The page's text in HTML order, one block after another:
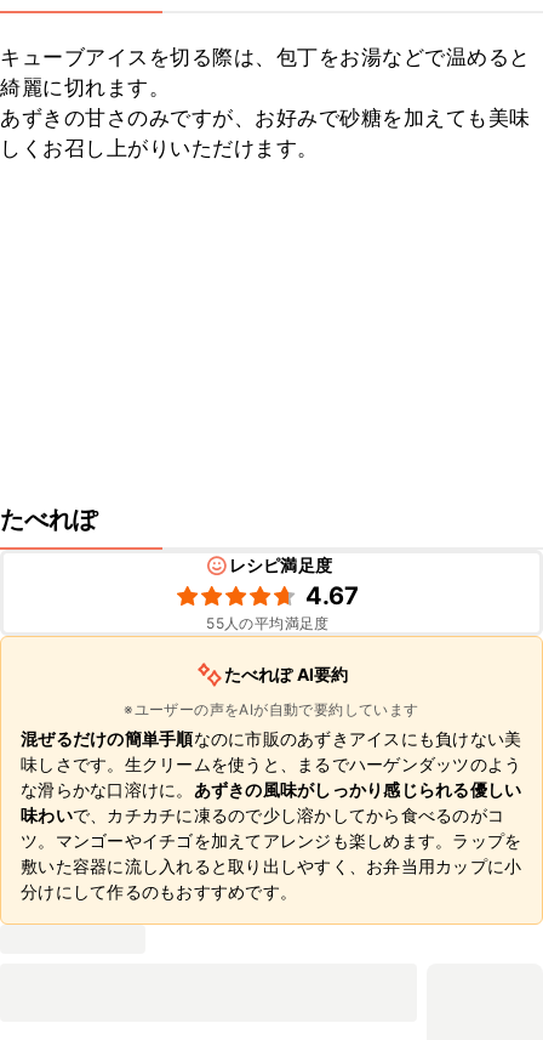
キューブアイスを切る際は、包丁をお湯などで温めると
綺麗に切れます。
あずきの甘さのみですが、お好みで砂糖を加えても美味
しくお召し上がりいただけます。
たべれぽ
レシピ満足度
4.67
55人の平均満足度
たべれぽ AI要約
※ユーザーの声をAIが自動で要約しています
混ぜるだけの簡単手順なのに市販のあずきアイスにも負けない美
味しさです。生クリームを使うと、まるでハーゲンダッツのよう
な滑らかな口溶けに。 あずきの風味がしっかり感じられる優しい
味わいで、カチカチに凍るので少し溶かしてから食べるのがコ
ツ。マンゴーやイチゴを加えてアレンジも楽しめます。ラップを
敷いた容器に流し入れると取り出しやすく、お弁当用カップに小
分けにして作るのもおすすめです。